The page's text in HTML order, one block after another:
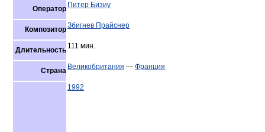
Оператор Питер Бизиу
КомпозиторЗбигнев Прайснер
Длительность 111 мин.
Страна Великобритания — Франция
1992